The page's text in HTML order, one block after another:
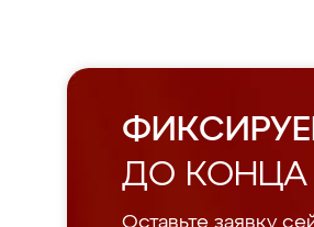
ДО КОНЦА
Оставьте заявку